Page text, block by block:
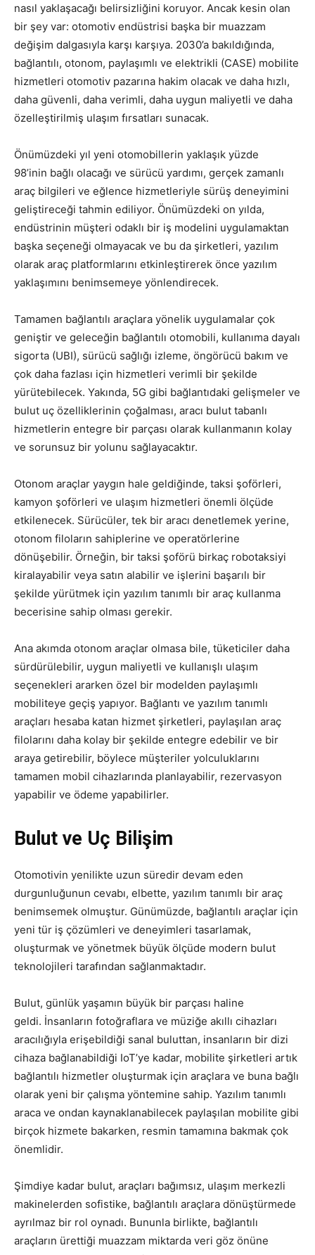
nasıl yaklaşacağı belirsizliğini koruyor. Ancak kesin olan
bir şey var: otomotiv endüstrisi başka bir muazzam
değişim dalgasıyla karşı karşıya. 2030’a bakıldığında,
bağlantılı, otonom, paylaşımlı ve elektrikli (CASE) mobilite
hizmetleri otomotiv pazarına hakim olacak ve daha hızlı,
daha güvenli, daha verimli, daha uygun maliyetli ve daha
özelleştirilmiş ulaşım fırsatları sunacak.
Önümüzdeki yıl yeni otomobillerin yaklaşık yüzde
98’inin bağlı olacağı ve sürücü yardımı, gerçek zamanlı
araç bilgileri ve eğlence hizmetleriyle sürüş deneyimini
geliştireceği tahmin ediliyor. Önümüzdeki on yılda,
endüstrinin müşteri odaklı bir iş modelini uygulamaktan
başka seçeneği olmayacak ve bu da şirketleri, yazılım
olarak araç platformlarını etkinleştirerek önce yazılım
yaklaşımını benimsemeye yönlendirecek.
Tamamen bağlantılı araçlara yönelik uygulamalar çok
geniştir ve geleceğin bağlantılı otomobili, kullanıma dayalı
sigorta (UBI), sürücü sağlığı izleme, öngörücü bakım ve
çok daha fazlası için hizmetleri verimli bir şekilde
yürütebilecek. Yakında, 5G gibi bağlantıdaki gelişmeler ve
bulut uç özelliklerinin çoğalması, aracı bulut tabanlı
hizmetlerin entegre bir parçası olarak kullanmanın kolay
ve sorunsuz bir yolunu sağlayacaktır.
Otonom araçlar yaygın hale geldiğinde, taksi şoförleri,
kamyon şoförleri ve ulaşım hizmetleri önemli ölçüde
etkilenecek. Sürücüler, tek bir aracı denetlemek yerine,
otonom filoların sahiplerine ve operatörlerine
dönüşebilir. Örneğin, bir taksi şoförü birkaç robotaksiyi
kiralayabilir veya satın alabilir ve işlerini başarılı bir
şekilde yürütmek için yazılım tanımlı bir araç kullanma
becerisine sahip olması gerekir.
Ana akımda otonom araçlar olmasa bile, tüketiciler daha
sürdürülebilir, uygun maliyetli ve kullanışlı ulaşım
seçenekleri ararken özel bir modelden paylaşımlı
mobiliteye geçiş yapıyor. Bağlantı ve yazılım tanımlı
araçları hesaba katan hizmet şirketleri, paylaşılan araç
filolarını daha kolay bir şekilde entegre edebilir ve bir
araya getirebilir, böylece müşteriler yolculuklarını
tamamen mobil cihazlarında planlayabilir, rezervasyon
yapabilir ve ödeme yapabilirler.
Bulut ve Uç Bilişim
Otomotivin yenilikte uzun süredir devam eden
durgunluğunun cevabı, elbette, yazılım tanımlı bir araç
benimsemek olmuştur. Günümüzde, bağlantılı araçlar için
yeni tür iş çözümleri ve deneyimleri tasarlamak,
oluşturmak ve yönetmek büyük ölçüde modern bulut
teknolojileri tarafından sağlanmaktadır.
Bulut, günlük yaşamın büyük bir parçası haline
geldi. İnsanların fotoğraflara ve müziğe akıllı cihazları
aracılığıyla erişebildiği sanal buluttan, insanların bir dizi
cihaza bağlanabildiği IoT’ye kadar, mobilite şirketleri artık
bağlantılı hizmetler oluşturmak için araçlara ve buna bağlı
olarak yeni bir çalışma yöntemine sahip. Yazılım tanımlı
araca ve ondan kaynaklanabilecek paylaşılan mobilite gibi
birçok hizmete bakarken, resmin tamamına bakmak çok
önemlidir.
Şimdiye kadar bulut, araçları bağımsız, ulaşım merkezli
makinelerden sofistike, bağlantılı araçlara dönüştürmede
ayrılmaz bir rol oynadı. Bununla birlikte, bağlantılı
araçların ürettiği muazzam miktarda veri göz önüne